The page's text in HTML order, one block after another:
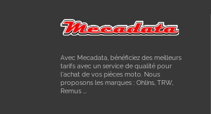
Avec Mecadata, bénéficiez des meilleurs
tarifs avec un service de qualité pour
l'achat de vos pièces moto. Nous
proposons les marques : Ohlins, TRW,
Remus ...